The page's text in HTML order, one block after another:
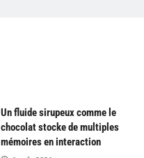
Un fluide sirupeux comme le
chocolat stocke de multiples
mémoires en interaction